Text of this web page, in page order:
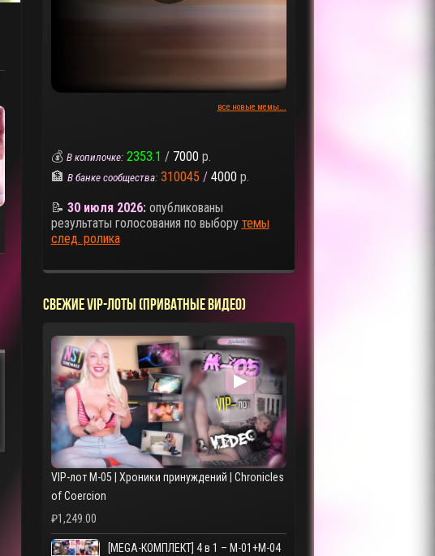
все новые мемы...
💰 В копилочке: 2353.1 / 7000 р.
🏦 В банке сообщества: 310045 / 4000 р.
📝 30 июля 2026:опубликованы
результаты голосования по выбору темы
след. ролика
СВЕЖИЕ VIP-ЛОТЫ (ПРИВАТНЫЕ ВИДЕО)
▶
VIP-лот M-05 | Хроники принуждений | Chronicles
of Coercion
₽1,249.00
[MEGA-КОМПЛЕКТ] 4 в 1 – M-01+M-04